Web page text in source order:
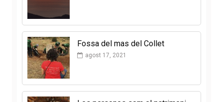
Fossa del mas del Collet
agost 17, 2021